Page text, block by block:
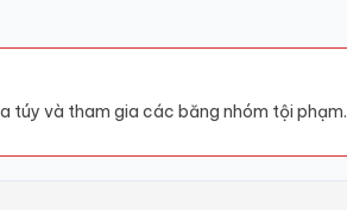
túy và tham gia các băng nhóm tội phạm.